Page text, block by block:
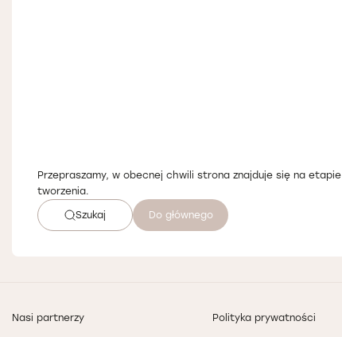
Przepraszamy, w obecnej chwili strona znajduje się na etapie
tworzenia.
Szukaj Do głównego
Nasi partnerzy Polityka prywatności